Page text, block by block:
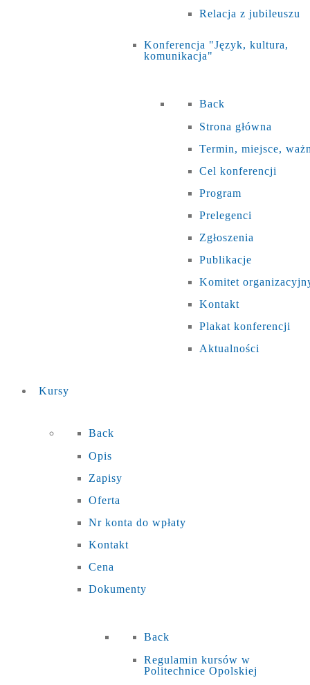
Relacja z jubileuszu
Konferencja "Język, kultura,
komunikacja"
Back
Strona główna
Termin, miejsce,
Cel konferencji
Program
Prelegenci
Zgłoszenia
Publikacje
Komitet
Kontakt
Plakat konferencji
Aktualności
Kursy
Back
Opis
Zapisy
Oferta
Nr konta do wpłaty
Kontakt
Cena
Dokumenty
Back
Regulamin kursów w
Politechnice Opolskiej